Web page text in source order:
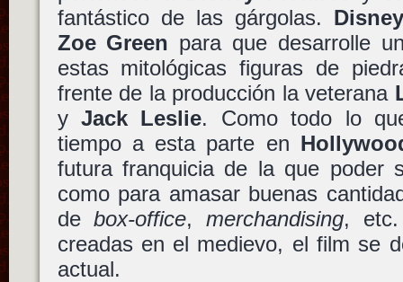
fantástico de las gárgolas.
Zoe Green para que desarrolle
estas mitológicas figuras de
frente de la producción la veterana
y Jack Leslie. Como todo lo
tiempo a esta parte en
futura franquicia de la que poder
como para amasar buenas
debox-office, merchandising, etc.
creadas en el medievo, el film se
actual.